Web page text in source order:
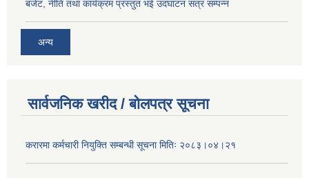
बजेट, नीति तथा कार्यक्रम प्रस्तुत भई उदघाटन सत्र सम्पन्न
अन्य
सार्वजनिक खरीद / बोलपत्र सूचना
करारमा कर्मचारी नियुक्ति सम्बन्धी सूचना मितिः २०८३।०४।२१